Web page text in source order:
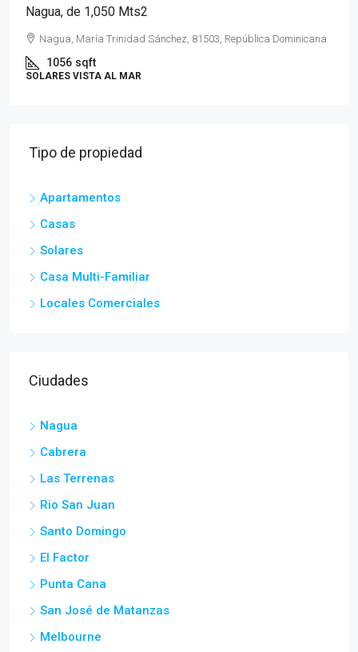
Nagua, de 1,050 Mts2
Nagua, María Trinidad Sánchez, 81503, República Dominicana
1056 sqft
SOLARES VISTA AL MAR
Tipo de propiedad
Apartamentos
Casas
Solares
Casa Multi-Familiar
Locales Comerciales
Ciudades
Nagua
Cabrera
Las Terrenas
Rio San Juan
Santo Domingo
El Factor
Punta Cana
San José de Matanzas
Melbourne